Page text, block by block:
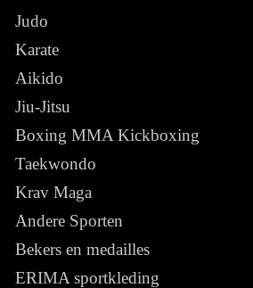
Judo
Karate
Aikido
Jiu-Jitsu
Boxing MMA Kickboxing
Taekwondo
Krav Maga
Andere Sporten
Bekers en medailles
ERIMA sportkleding